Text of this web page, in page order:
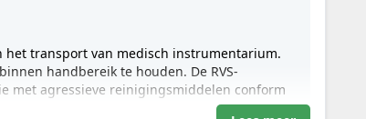
het transport van medisch instrumentarium.
handbereik te houden. De RVS-
met agressieve reinigingsmiddelen conform